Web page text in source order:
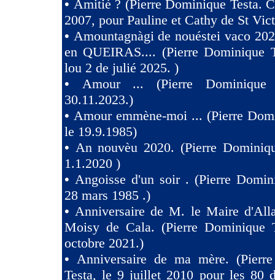
• Amitié ? (Pierre Dominique Testa.
2007, pour Pauline et Cathy de St
• Amountagnàgi de nouéstei vaco
en QUEIRAS.... (Pierre Dominique
lou 2 de julié 2025. )
• Amour ... (Pierre Dominique
30.11.2023.)
• Amour emmène-moi ... (Pierre
le 19.9.1985)
• An nouvèu 2020. (Pierre
1.1.2020 )
• Angoisse d'un soir . (Pierre
28 mars 1985 .)
•Anniversaire de M. le Maire
Moisy de Cala. (Pierre Dominique
octobre 2021.)
• Anniversaire de ma mère.
Testa, le 9 juillet 2010 pour les 80